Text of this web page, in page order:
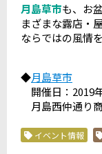
月島草市も、お
まざまな露店・
ならではの風情
◆月島草市
開催日：2019
月島西仲通り
イベント情報